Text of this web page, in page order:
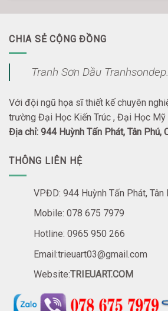
CHIA SẺ CỘNG ĐỒNG
Tranh Sơn Dầu
Với đội ngũ họa sĩ thiết kế chuyên
trường Đại Học Kiến Trúc , Đại Học Mỹ
Địa chỉ: 944 Huỳnh Tấn Phát, Tân Phú,
THÔNG LIÊN HỆ
VPĐD: 944 Huỳnh Tấn Phát, Tân
Mobile: 078 675 7979
Hotline: 0965 950 266
Email:trieuart03@gmail.com
Website:TRIEUART.COM